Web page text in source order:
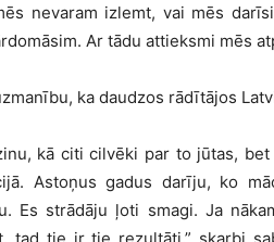
nevaram izlemt, vai mēs
Ar tādu attieksmi mēs
ka daudzos rādītājos
kā citi cilvēki par to jūtas,
Astoņus gadus darīju, ko
Es strādāju ļoti smagi. Ja
tad tie ir tie rezultāti,” skarbi